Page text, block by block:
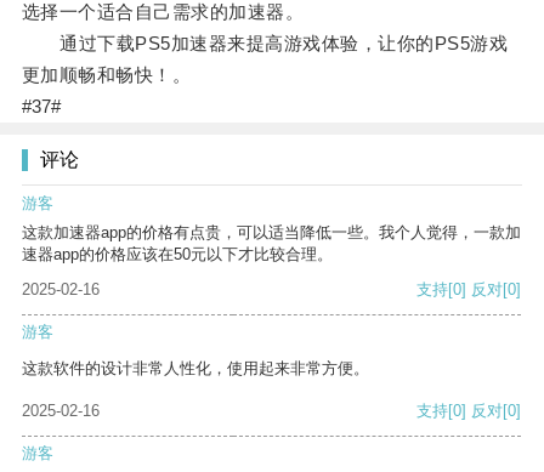
选择一个适合自己需求的加速器。
通过下载PS5加速器来提高游戏体验，让你的PS5游戏
更加顺畅和畅快！。
#37#
评论
游客
这款加速器app的价格有点贵，可以适当降低一些。我个人觉得，一款加
速器app的价格应该在50元以下才比较合理。
2025-02-16
支持[0] 反对[0]
游客
这款软件的设计非常人性化，使用起来非常方便。
2025-02-16 支持[0] 反对[0]
游客